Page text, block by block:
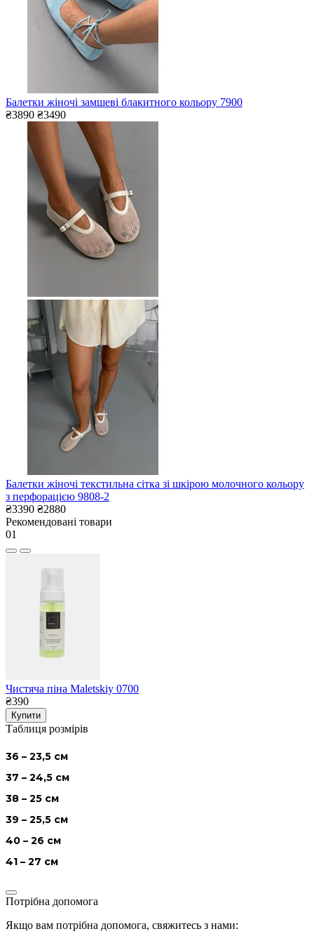
Балетки жіночі замшеві блакитного кольору 7900
₴3890 ₴3490
Балетки жіночі текстильна сітка зі шкірою молочного кольору
з перфорацією 9808-2
₴3390 ₴2880
Рекомендовані товари
01
Чистяча піна Maletskiy 0700
₴390
Купити
Таблиця розмірів
36 – 23,5 см
37 – 24,5 см
38 – 25 см
39 – 25,5 см
40 – 26 см
41 – 27 см
Потрібна допомога
Якщо вам потрібна допомога, свяжитесь з нами: